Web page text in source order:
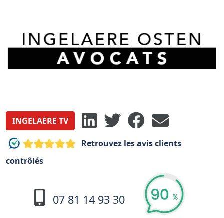
INGELAERE TV
Retrouvez les avis clients
contrôlés
07 81 14 93 30